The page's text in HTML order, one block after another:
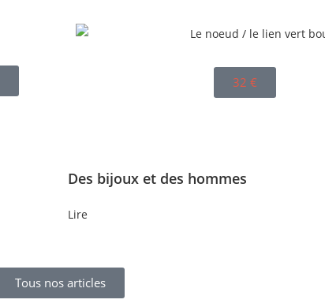
32 €
Des bijoux et des hommes
Lire
Tous nos articles